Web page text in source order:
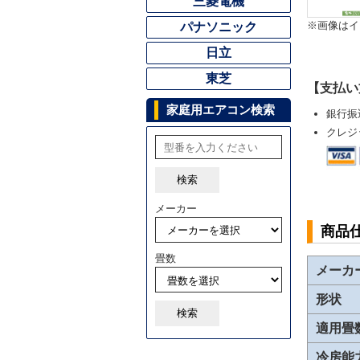
パナソニック
日立
東芝
家庭用エアコン検索
検索
メーカー
畳数
検索
※画像は
【支払
銀行振
クレ
商品
メーカ
形状
適用畳